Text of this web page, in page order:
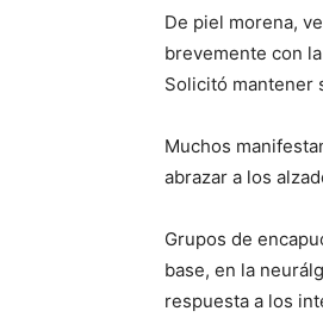
De piel morena,
brevemente con
Solicitó mantener
Muchos
abrazar a los
Grupos de
base, en la
respuesta a los